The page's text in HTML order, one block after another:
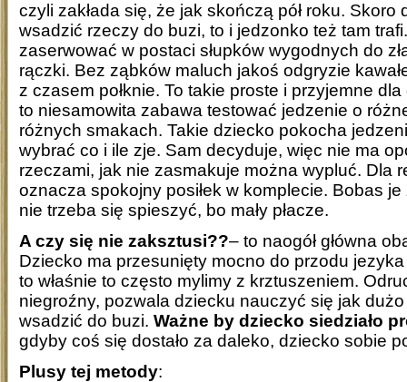
czyli zakłada się, że jak skończą pół roku. Skoro
wsadzić rzeczy do buzi, to i jedzonko też tam
zaserwować w postaci słupków wygodnych do
rączki. Bez ząbków maluch jakoś odgryzie
z czasem połknie. To takie proste i przyjemne
to niesamowita zabawa testować jedzenie o
różnych smakach. Takie dziecko pokocha
wybrać co i ile zje. Sam decyduje, więc nie ma
rzeczami, jak nie zasmakuje można wypluć. Dla
oznacza spokojny posiłek w komplecie. Bobas
nie trzeba się spieszyć, bo mały płacze.
A czy się nie zaksztusi??– to naogół główna
Dziecko ma przesunięty mocno do przodu
to właśnie to często mylimy z krztuszeniem.
niegroźny, pozwala dziecku nauczyć się jak
wsadzić do buzi. Ważne by dziecko siedziało
gdyby coś się dostało za daleko, dziecko sobie
Plusy tej metody: